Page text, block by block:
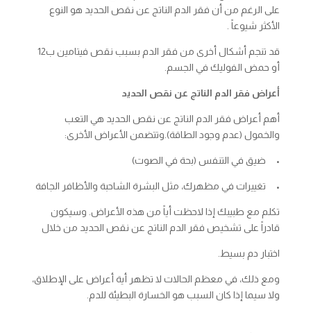
على الرغم من أن فقر الدم الناتج عن نقص الحديد هو النوع
الأكثر شيوعاً .
قد تنجم أشكال أخرى من فقر الدم بسبب نقص فيتامين ب12
أو حمض الفوليك في الجسم.
أعراض فقر الدم الناتج عن نقص الحديد
أهم أعراض فقر الدم الناتج عن نقص الحديد هي التعب
والخمول (عدم وجود الطاقة).وتتضمن الأعراض الأخرى:
• ضيق في التنفس (بحة في الصوت)
• تغييرات في مظهرك، مثل البشرة الشاحبة والأظافر الجافة
تكلم مع طبيبك إذا لاحظت أياً من هذه الأعراض. وسيكون
قادراً على تشخيص فقر الدم الناتج عن نقص الحديد من خلال
اختبار دم بسيط.
ومع ذلك، في معظم الحالات لا تظهر أية أعراض على الإطلاق،
ولا سيما إذا كان السبب هو الخسارة البطيئة للدم.